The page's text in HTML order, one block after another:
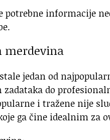
potrebne informacije
merdevina
jedan od
do
i tražene nije
ga čine idealnim za